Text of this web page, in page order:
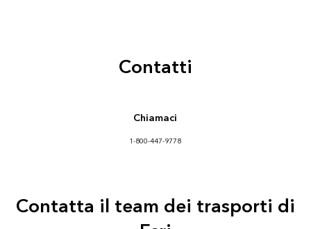
Contatti
Chiamaci
1-800-447-9778
Contatta il team dei trasporti di